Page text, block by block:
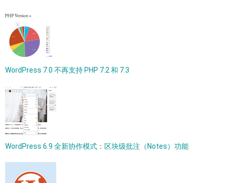
WordPress 7.0 不再支持 PHP 7.2 和 7.3
WordPress 6.9 全新协作模式：区块级批注（Notes）功能